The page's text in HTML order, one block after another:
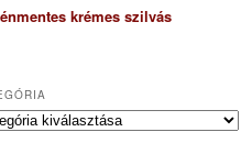
krémes szilvás